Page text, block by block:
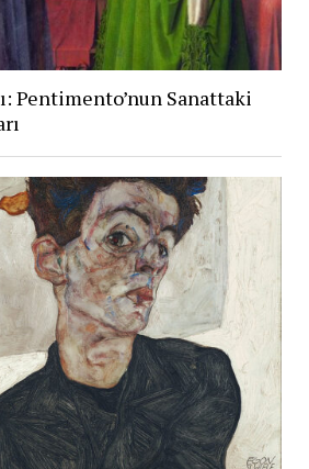
Pentimento’nun Sanattaki